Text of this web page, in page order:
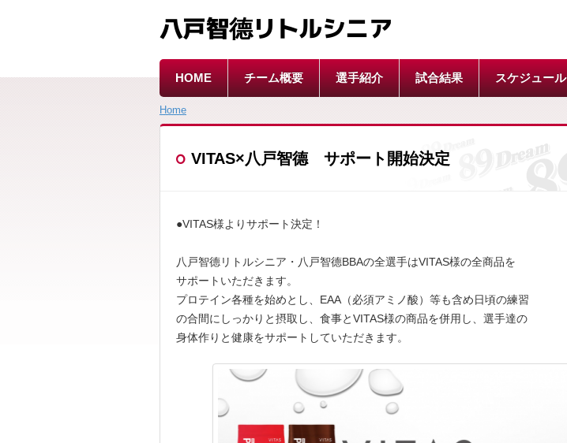
八戸智德リトルシニア
HOME チーム概要 選手紹介 試合結果 スケジュール
Home
VITAS×八戸智德 サポート開始決定
●VITAS様よりサポート決定！
八戸智德リトルシニア・八戸智德BBAの全選手はVITAS様の全商品を
サポートいただきます。
プロテイン各種を始めとし、EAA（必須アミノ酸）等も含め日頃の練習
の合間にしっかりと摂取し、食事とVITAS様の商品を併用し、選手達の
身体作りと健康をサポートしていただきます。